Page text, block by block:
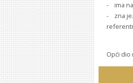
- ima
- zna
Opći dio